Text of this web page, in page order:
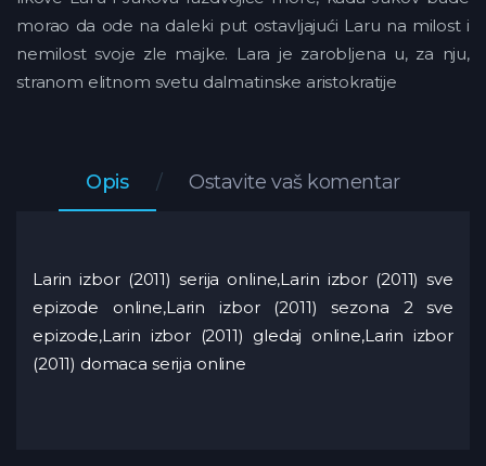
morao da ode na daleki put ostavljajući Laru na milost i
nemilost svoje zle majke. Lara je zarobljena u, za nju,
stranom elitnom svetu dalmatinske aristokratije
Opis Ostavite vaš komentar
Larin izbor (2011) serija online,Larin izbor (2011) sve
epizode online,Larin izbor (2011) sezona 2 sve
epizode,Larin izbor (2011) gledaj online,Larin izbor
(2011) domaca serija online